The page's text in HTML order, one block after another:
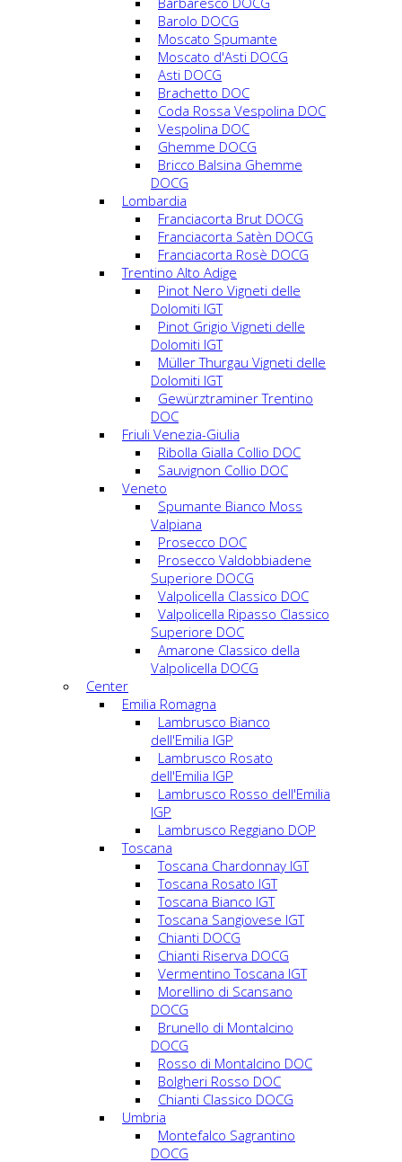
Barolo DOCG
Moscato Spumante
Moscato d'Asti DOCG
Asti DOCG
Brachetto DOC
Coda Rossa Vespolina DOC
Vespolina DOC
Ghemme DOCG
Bricco Balsina Ghemme
DOCG
Lombardia
Franciacorta Brut DOCG
Franciacorta Satèn DOCG
Franciacorta Rosè DOCG
Trentino Alto Adige
Pinot Nero Vigneti delle
Dolomiti IGT
Pinot Grigio Vigneti delle
Dolomiti IGT
Müller Thurgau Vigneti delle
Dolomiti IGT
Gewürztraminer Trentino
DOC
Friuli Venezia-Giulia
Ribolla Gialla Collio DOC
Sauvignon Collio DOC
Veneto
Spumante Bianco Moss
Valpiana
Prosecco DOC
Prosecco Valdobbiadene
Superiore DOCG
Valpolicella Classico DOC
Valpolicella Ripasso Classico
Superiore DOC
Amarone Classico della
Valpolicella DOCG
Center
Emilia Romagna
Lambrusco Bianco
dell'Emilia IGP
Lambrusco Rosato
dell'Emilia IGP
Lambrusco Rosso dell'Emilia
IGP
Lambrusco Reggiano DOP
Toscana
Toscana Chardonnay IGT
Toscana Rosato IGT
Toscana Bianco IGT
Toscana Sangiovese IGT
Chianti DOCG
Chianti Riserva DOCG
Vermentino Toscana IGT
Morellino di Scansano
DOCG
Brunello di Montalcino
DOCG
Rosso di Montalcino DOC
Bolgheri Rosso DOC
Chianti Classico DOCG
Umbria
Montefalco Sagrantino
DOCG